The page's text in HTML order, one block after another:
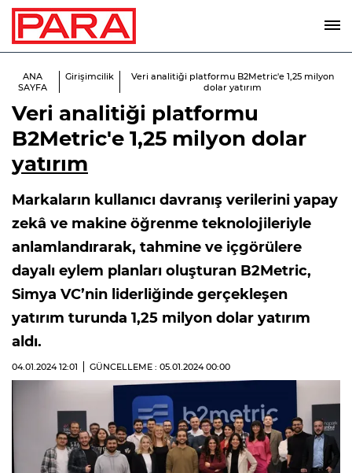
ANA
SAYFA
Girişimcilik
Veri analitiği platformu B2Metric'e 1,25 milyon
dolar yatırım
Veri analitiği platformu
B2Metric'e 1,25 milyon dolar
yatırım
Markaların kullanıcı davranış verilerini yapay
zekâ ve makine öğrenme teknolojileriyle
anlamlandırarak, tahmine ve içgörülere
dayalı eylem planları oluşturan B2Metric,
Simya VC’nin liderliğinde gerçekleşen
yatırım turunda 1,25 milyon dolar yatırım
aldı.
04.01.202412:01 GÜNCELLEME : 05.01.202400:00